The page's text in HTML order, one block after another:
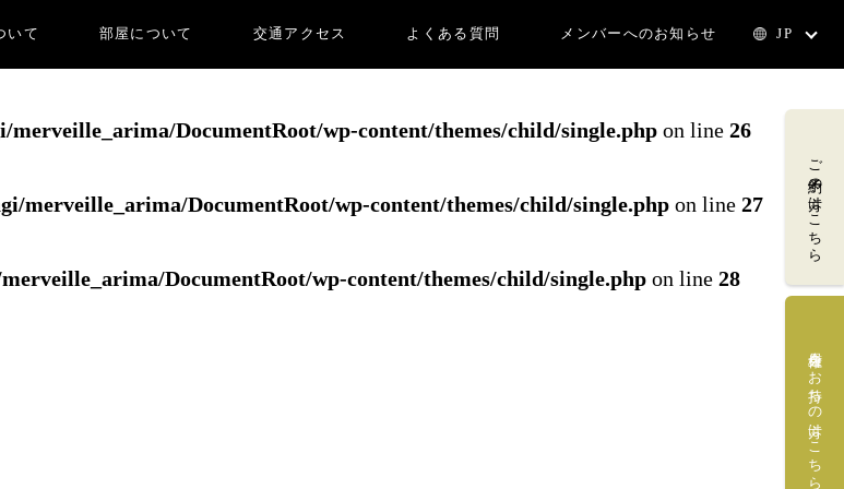
いて 部屋について 交通アクセス よくある質問 メンバーへのお知らせ JP
ご予約の方はこちら
会員権をお持ちの方はこちら
merveille_arima/DocumentRoot/wp-content/themes/child/single.php on line 26
merveille_arima/DocumentRoot/wp-content/themes/child/single.php on line 27
DocumentRoot/wp-content/themes/child/single.php on line 28